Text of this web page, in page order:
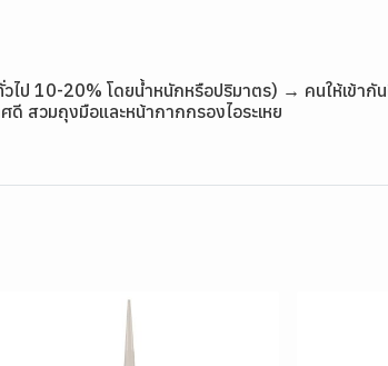
ไป 10-20% โดยน้ำหนักหรือปริมาตร) → คนให้เข้
ดี สวมถุงมือและหน้ากากกรองไอระเหย